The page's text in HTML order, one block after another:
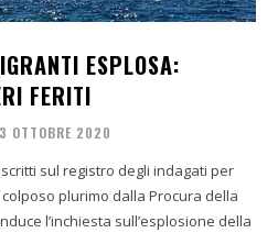
ESPLOSA:
FERITI
3 OTTOBRE 2020
sul registro degli indagati per
plurimo dalla Procura della
l’inchiesta sull’esplosione della